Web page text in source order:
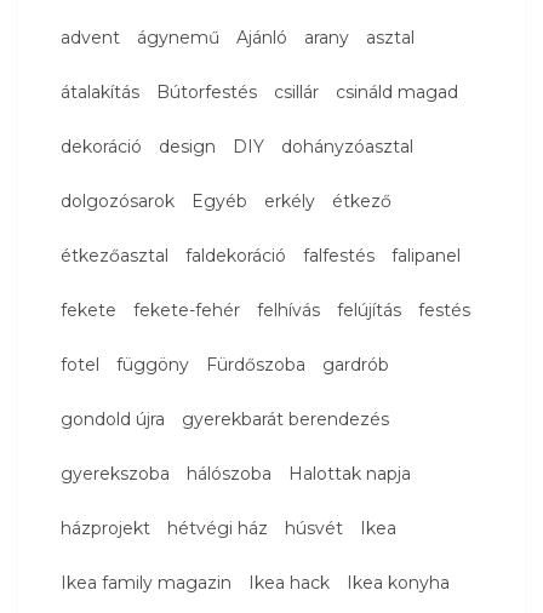
advent ágynemű Ajánló arany asztal
átalakítás Bútorfestés csillár csináld magad
dekoráció design DIY dohányzóasztal
dolgozósarok Egyéb erkély étkező
étkezőasztal faldekoráció falfestés falipanel
fekete fekete-fehér felhívás felújítás festés
fotel függöny Fürdőszoba gardrób
gondold újra gyerekbarát berendezés
gyerekszoba hálószoba Halottak napja
házprojekt hétvégi ház húsvét Ikea
Ikea family magazin Ikea hack Ikea konyha